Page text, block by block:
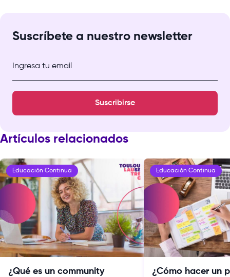
Suscríbete a nuestro newsletter
Ingresa tu email
Suscribirse
Artículos relacionados
Educación Continua
¿Qué es un community
Educación Continua
¿Cómo hacer un